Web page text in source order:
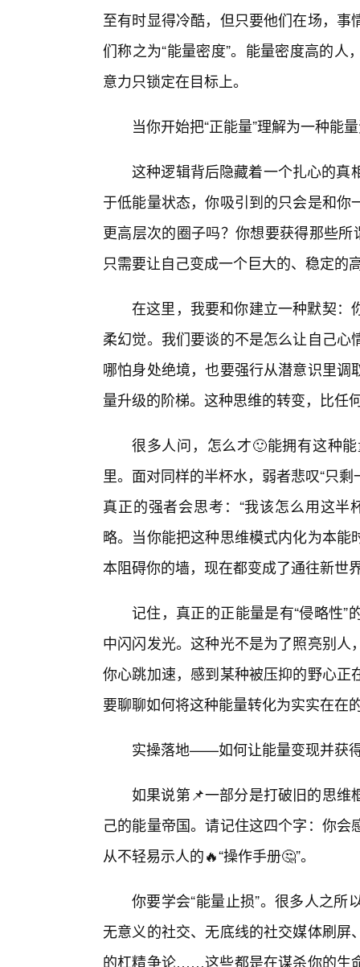
至有时显得冷酷，但只要他们在场，
们称之为“能量密度”。能量密度高的
意力只锁定在目标上。
当你开始把“正能量”理解为一种能
这种逻辑背后隐藏着一个扎心的真
于低能量状态，你吸引到的只会是和
更高层次的圈子吗？你想要获得那些
只需要让自己变成一个巨大的、稳定的
在这里，我要和你建立一种默契：
柔幻觉。我们要谈的不是怎么让自己
哪怕身处绝境，也要强行从潜意识里
量升级的阶梯。这种思维的转变，比任
很多人问，怎么才🙂能拥有这种
里。面对同样的半杯水，弱者悲叹“只
真正的强者会思考：“我该怎么用这
略。当你能把这种思维模式内化为本
本阻碍你的墙，现在都变成了通往新世
记住，真正的正能量是有“侵略性
中闪闪发光。这种光不是为了照亮别
你心跳加速，感到某种被压抑的野心
要聊聊如何将这种能量转化为实实在在
实操落地——如何让能量变现并获
如果说第📌一部分是打破旧的思维
己的能量帝国。请记住这四个字：你
从不轻易示人的🔥“操作手册🤔”。
你要学会“能量止损”。很多人之
无意义的社交、无底线的社交媒体刷
的杠精争论……这些都是在谋杀你的生